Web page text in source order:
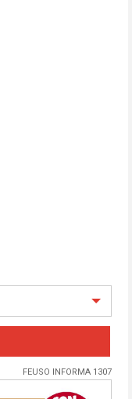
FEUSO INFORMA 1307